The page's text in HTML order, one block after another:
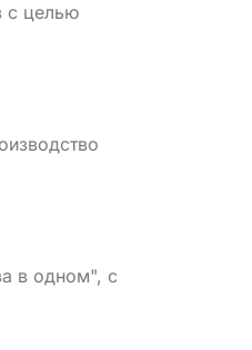
с целью
в одном", с